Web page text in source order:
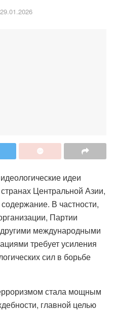
29.01.2026
идеи
Центральной Азии,
В частности,
Партии
международными
требует усиления
сил в борьбе
стала мощным
главной целью